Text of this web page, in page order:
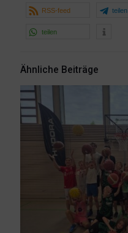
RSS-feed teilen
teilen
Ähnliche Beiträge